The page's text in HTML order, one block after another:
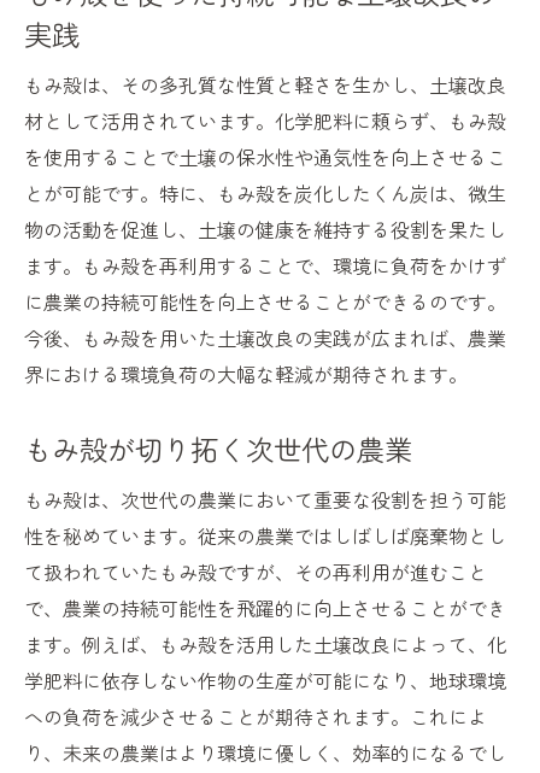
実践
もみ殻は、その多孔質な性質と軽さを生かし、土壌改良
材として活用されています。化学肥料に頼らず、もみ殻
を使用することで土壌の保水性や通気性を向上させるこ
とが可能です。特に、もみ殻を炭化したくん炭は、微生
物の活動を促進し、土壌の健康を維持する役割を果たし
ます。もみ殻を再利用することで、環境に負荷をかけず
に農業の持続可能性を向上させることができるのです。
今後、もみ殻を用いた土壌改良の実践が広まれば、農業
界における環境負荷の大幅な軽減が期待されます。
もみ殻が切り拓く次世代の農業
もみ殻は、次世代の農業において重要な役割を担う可能
性を秘めています。従来の農業ではしばしば廃棄物とし
て扱われていたもみ殻ですが、その再利用が進むこと
で、農業の持続可能性を飛躍的に向上させることができ
ます。例えば、もみ殻を活用した土壌改良によって、化
学肥料に依存しない作物の生産が可能になり、地球環境
への負荷を減少させることが期待されます。これによ
り、未来の農業はより環境に優しく、効率的になるでし